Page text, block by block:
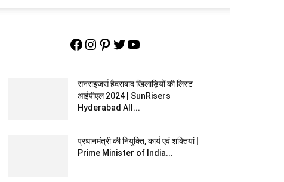
Facebook
Instagram
Pinterest
Twitter
YouTube
सनराइजर्स हैदराबाद खिलाड़ियों की लिस्ट
आईपीएल 2024 | SunRisers
Hyderabad All...
प्रधानमंत्री की नियुक्ति, कार्य एवं शक्तियां |
Prime Minister of India...